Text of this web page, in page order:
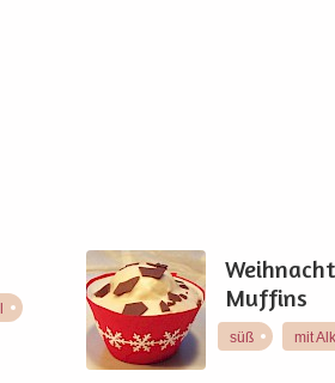
Muffins
süß mit